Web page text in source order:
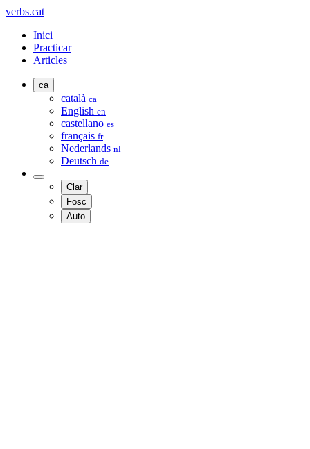
verbs.cat
Inici
Practicar
Articles
ca
català ca
English en
castellano es
français fr
Nederlands nl
Deutsch de
Clar
Fosc
Auto